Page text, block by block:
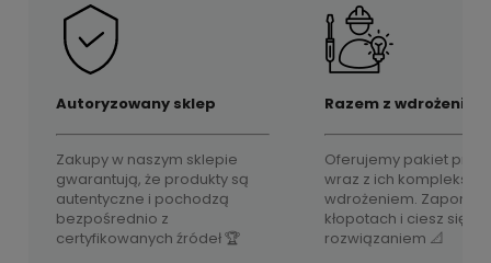
Autoryzowany sklep
Zakupy w naszym sklepie
gwarantują, że produkty są
autentyczne i pochodzą
bezpośrednio z
certyfikowanych źródeł 🏆
Razem z wdrożeniem
Oferujemy pakiet
wraz z ich
wdrożeniem.
kłopotach i ciesz się
rozwiązaniem 📐